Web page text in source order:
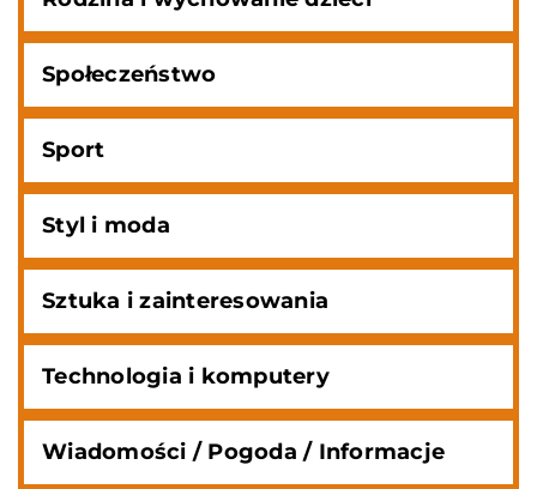
Społeczeństwo
Sport
Styl i moda
Sztuka i zainteresowania
Technologia i komputery
Wiadomości / Pogoda / Informacje